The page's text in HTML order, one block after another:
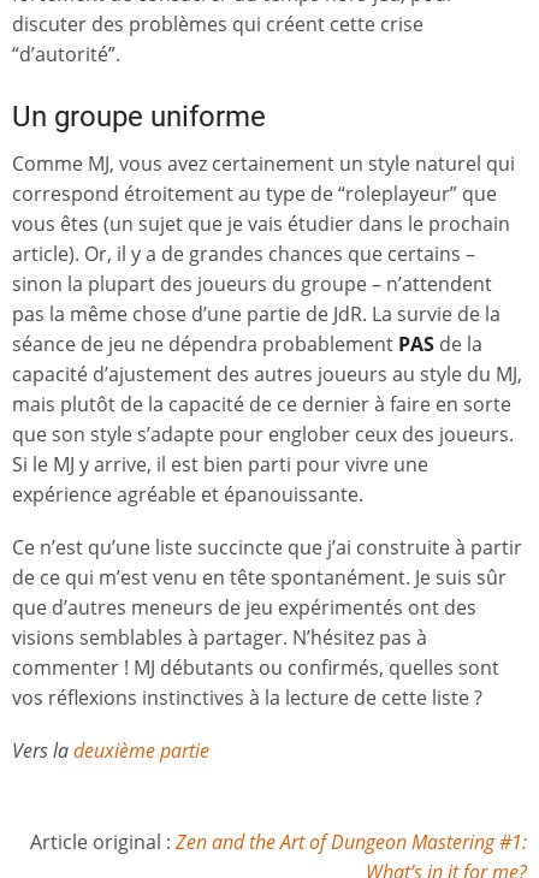
discuter des problèmes qui créent cette crise
“d’autorité”.
Un groupe uniforme
Comme MJ, vous avez certainement un style naturel qui
correspond étroitement au type de “roleplayeur” que
vous êtes (un sujet que je vais étudier dans le prochain
article). Or, il y a de grandes chances que certains –
sinon la plupart des joueurs du groupe – n’attendent
pas la même chose d’une partie de JdR. La survie de la
séance de jeu ne dépendra probablement PAS de la
capacité d’ajustement des autres joueurs au style du MJ,
mais plutôt de la capacité de ce dernier à faire en sorte
que son style s’adapte pour englober ceux des joueurs.
Si le MJ y arrive, il est bien parti pour vivre une
expérience agréable et épanouissante.
Ce n’est qu’une liste succincte que j’ai construite à partir
de ce qui m’est venu en tête spontanément. Je suis sûr
que d’autres meneurs de jeu expérimentés ont des
visions semblables à partager. N’hésitez pas à
commenter ! MJ débutants ou confirmés, quelles sont
vos réflexions instinctives à la lecture de cette liste ?
Vers ladeuxième partie
Article original : Zen and the Art of Dungeon Mastering #1:
What’s in it for me?